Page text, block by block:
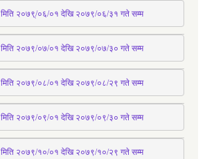
मिति २०७९्/०६/०१ देखि २०७९/०६/३१ गते सम्म
मिति २०७९/०७/०१ देखि २०७९/०७/३० गते सम्म
मिति २०७९/०८/०१ देखि २०७९/०८/२९ गते सम्म
मिति २०७९/०९/०१ देखि २०७९/०९/३० गते सम्म
मिति २०७९/१०/०१ देखि २०७९/१०/२९ गते सम्म